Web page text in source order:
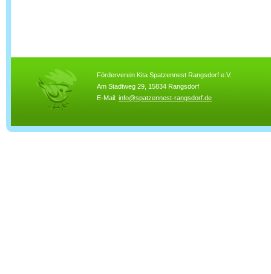
Förderverein Kita Spatzennest Rangsdorf e.V.
Am Stadtweg 29, 15834 Rangsdorf
E-Mail: info@spatzennest-rangsdorf.de